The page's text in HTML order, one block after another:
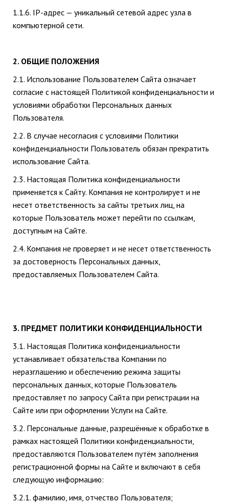
1.1.6. IP-адрес — уникальный сетевой адрес узла в
компьютерной сети.
2. ОБЩИЕ ПОЛОЖЕНИЯ
2.1. Использование Пользователем Сайта означает
согласие с настоящей Политикой конфиденциальности и
условиями обработки Персональных данных
Пользователя.
2.2. В случае несогласия с условиями Политики
конфиденциальности Пользователь обязан прекратить
использование Сайта.
2.3. Настоящая Политика конфиденциальности
применяется к Сайту. Компания не контролирует и не
несет ответственность за сайты третьих лиц, на
которые Пользователь может перейти по ссылкам,
доступным на Сайте.
2.4. Компания не проверяет и не несет ответственность
за достоверность Персональных данных,
предоставляемых Пользователем Сайта.
3. ПРЕДМЕТ ПОЛИТИКИ КОНФИДЕНЦИАЛЬНОСТИ
3.1. Настоящая Политика конфиденциальности
устанавливает обязательства Компании по
неразглашению и обеспечению режима защиты
персональных данных, которые Пользователь
предоставляет по запросу Сайта при регистрации на
Сайте или при оформлении Услуги на Сайте.
3.2. Персональные данные, разрешённые к обработке в
рамках настоящей Политики конфиденциальности,
предоставляются Пользователем путём заполнения
регистрационной формы на Сайте и включают в себя
следующую информацию:
3.2.1. фамилию, имя, отчество Пользователя;